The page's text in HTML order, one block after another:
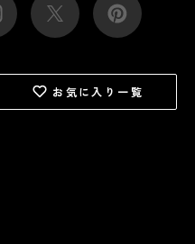
お気に入り一覧